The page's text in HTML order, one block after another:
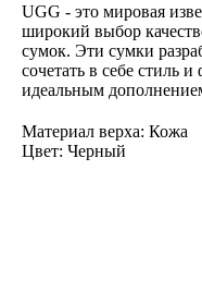
UGG - это мировая
широкий выбор
сумок. Эти сумки
сочетать в себе стиль
идеальным
Материал верха: Кожа
Цвет: Черный